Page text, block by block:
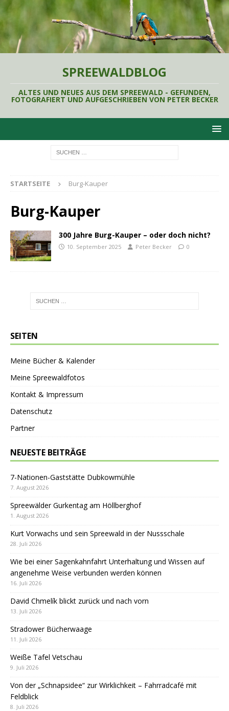
SPREEWALDBLOG
ALTES UND NEUES AUS DEM SPREEWALD - GEFUNDEN,
FOTOGRAFIERT UND AUFGESCHRIEBEN VON PETER BECKER
STARTSEITE Burg-Kauper
Burg-Kauper
300 Jahre Burg-Kauper – oder doch nicht?
10. September 2025 Peter Becker 0
SEITEN
Meine Bücher & Kalender
Meine Spreewaldfotos
Kontakt & Impressum
Datenschutz
Partner
NEUESTE BEITRÄGE
7-Nationen-Gaststätte Dubkowmühle
7. August 2026
Spreewälder Gurkentag am Höllberghof
1. August 2026
Kurt Vorwachs und sein Spreewald in der Nussschale
28. Juli 2026
Wie bei einer Sagenkahnfahrt Unterhaltung und Wissen auf
angenehme Weise verbunden werden können
16. Juli 2026
David Chmelík blickt zurück und nach vorn
13. Juli 2026
Stradower Bücherwaage
11. Juli 2026
Weiße Tafel Vetschau
9. Juli 2026
Von der „Schnapsidee“ zur Wirklichkeit – Fahrradcafé mit
Feldblick
8. Juli 2026